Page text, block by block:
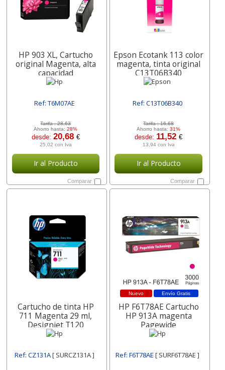
HP 903 XL, Cartucho
original Magenta, alta
capacidad
Ref: T6M07AE
Tarifa :28,63
Ahorro hasta:28%
desde: 20,68 €
25,02 con Iva
Ir al Producto
Comparar
Epson Ecotank 113 color
magenta, tinta original
C13T06B340
Ref: C13T06B340
Tarifa :16,68
Ahorro hasta:31%
desde: 11,52€
13,94 con Iva
Ir al Producto
Comparar
Cartucho de tinta HP
711 Magenta 29 ml,
Designjet T120
Ref: CZ131A[ SURCZ131A ]
Envío Gratis
Nuevo
HP F6T78AE Cartucho
HP 913A magenta
Pagewide
Ref: F6T78AE [ SURF6T78AE ]